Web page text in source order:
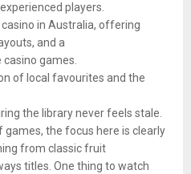
players.
in Australia, offering
and a
casino games.
of local favourites and the
the library never feels stale.
games, the focus here is clearly
from classic fruit
titles. One thing to watch